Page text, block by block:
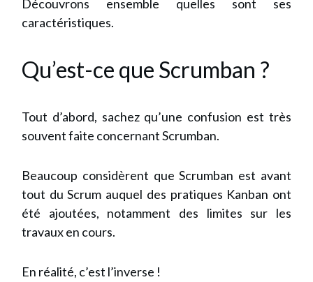
Découvrons ensemble quelles sont ses
caractéristiques.
Qu’est-ce que Scrumban ?
Tout d’abord, sachez qu’une confusion est très
souvent faite concernant Scrumban.
Beaucoup considèrent que Scrumban est avant
tout du Scrum auquel des pratiques Kanban ont
été ajoutées, notamment des limites sur les
travaux en cours.
En réalité, c’est l’inverse !